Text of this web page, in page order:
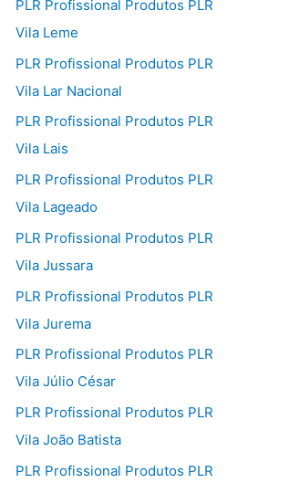
PLR Profissional Produtos PLR
Vila Leme
PLR Profissional Produtos PLR
Vila Lar Nacional
PLR Profissional Produtos PLR
Vila Lais
PLR Profissional Produtos PLR
Vila Lageado
PLR Profissional Produtos PLR
Vila Jussara
PLR Profissional Produtos PLR
Vila Jurema
PLR Profissional Produtos PLR
Vila Júlio César
PLR Profissional Produtos PLR
Vila João Batista
PLR Profissional Produtos PLR